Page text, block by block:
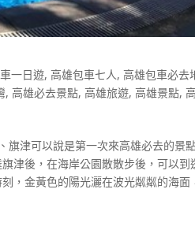
一日遊,高雄包車七人,高雄包車必去
,高雄必去景點,高雄旅遊,高雄景點,
旗津可以說是第一次來高雄必去的景
津後，在海岸公園散散步後，可以到
，金黃色的陽光灑在波光粼粼的海面